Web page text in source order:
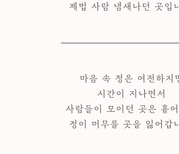
제법 사람 냄새나던 곳입
마음 속 정은 여전하지
시간이 지나면서
사람들이 모이던 곳은 흩
정이 머무를 곳을 잃어갑